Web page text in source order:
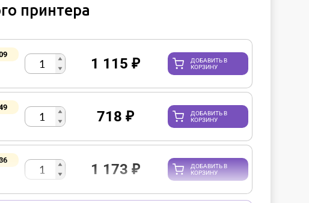
принтера
1 115₽
ДОБАВИТЬ В
КОРЗИНУ
718₽
ДОБАВИТЬ В
КОРЗИНУ
1 173₽
ДОБАВИТЬ В
КОРЗИНУ